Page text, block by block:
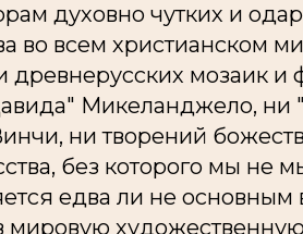
духовно чутких и
во всем христианском
древнерусских мозаик
Микеланджело,
ни творений
без которого мы
едва ли не основным
мировую